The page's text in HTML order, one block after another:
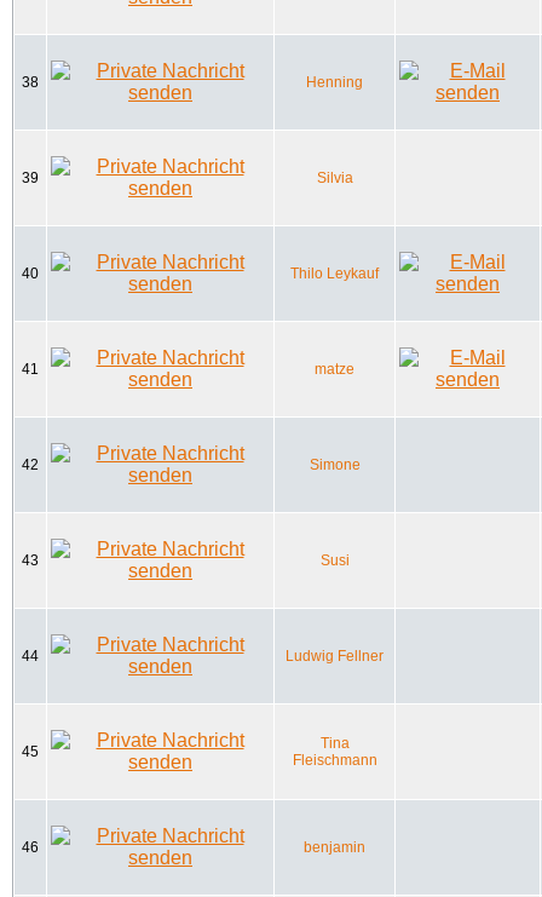
38 Henning
39 Silvia
40 Thilo Leykauf
41 matze
42 Simone
43 Susi
44 Ludwig Fellner
45
Tina
Fleischmann
46 benjamin